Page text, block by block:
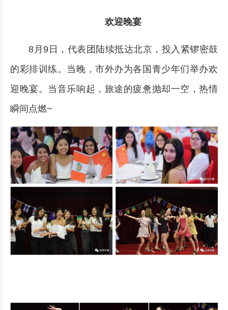
欢迎晚宴
8月9日，代表团陆续抵达北京，投入紧锣密鼓
的彩排训练。当晚，市外办为各国青少年们举办欢
迎晚宴。当音乐响起，旅途的疲惫抛却一空，热情
瞬间点燃~